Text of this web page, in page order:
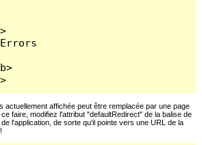
actuellement affichée peut être remplacée par une page
faire, modifiez l'attribut "defaultRedirect" de la balise de
l'application, de sorte qu'il pointe vers une URL de la